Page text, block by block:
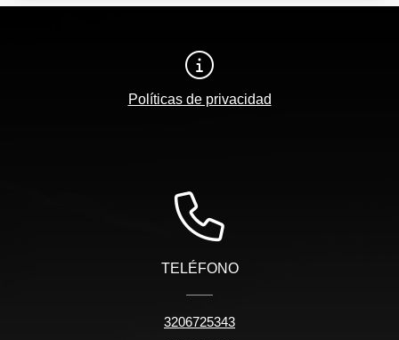
Políticas de privacidad
TELÉFONO
3206725343